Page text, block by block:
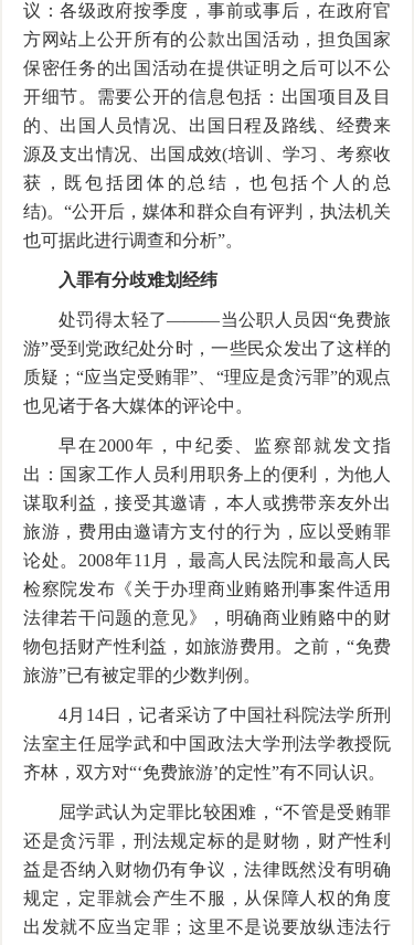
议：各级政府按季度，事前或事后，在政府官
方网站上公开所有的公款出国活动，担负国家
保密任务的出国活动在提供证明之后可以不公
开细节。需要公开的信息包括：出国项目及目
的、出国人员情况、出国日程及路线、经费来
源及支出情况、出国成效(培训、学习、考察收
获，既包括团体的总结，也包括个人的总
结)。“公开后，媒体和群众自有评判，执法机关
也可据此进行调查和分析”。
入罪有分歧难划经纬
处罚得太轻了———当公职人员因“免费旅
游”受到党政纪处分时，一些民众发出了这样的
质疑；“应当定受贿罪”、“理应是贪污罪”的观点
也见诸于各大媒体的评论中。
早在2000年，中纪委、监察部就发文指
出：国家工作人员利用职务上的便利，为他人
谋取利益，接受其邀请，本人或携带亲友外出
旅游，费用由邀请方支付的行为，应以受贿罪
论处。2008年11月，最高人民法院和最高人民
检察院发布《关于办理商业贿赂刑事案件适用
法律若干问题的意见》，明确商业贿赂中的财
物包括财产性利益，如旅游费用。之前，“免费
旅游”已有被定罪的少数判例。
4月14日，记者采访了中国社科院法学所刑
法室主任屈学武和中国政法大学刑法学教授阮
齐林，双方对“‘免费旅游’的定性”有不同认识。
屈学武认为定罪比较困难，“不管是受贿罪
还是贪污罪，刑法规定标的是财物，财产性利
益是否纳入财物仍有争议，法律既然没有明确
规定，定罪就会产生不服，从保障人权的角度
出发就不应当定罪；这里不是说要放纵违法行